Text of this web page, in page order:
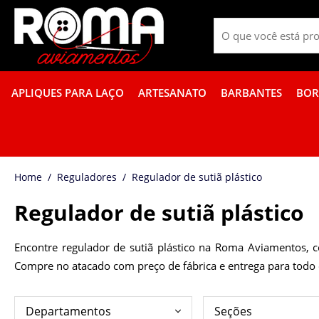
APLIQUES PARA LAÇO ARTESANATO BARBANTES
Reguladores Regulador de sutiã plástico
Regulador de sutiã plástico
Encontre regulador de sutiã plástico na Roma Aviamentos,
Compre no atacado com preço de fábrica e entrega para todo